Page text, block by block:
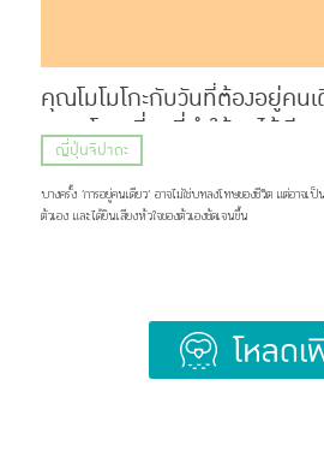
คุณโมโมโกะกับวันที่ต้องอยู่คนเ
ความโดดเดี่ยวที่ทำให้เราได้เรียน
อย่างแท้จริง
ญี่ปุ่นจิปาถะ
บางครั้ง ’การอยู่คนเดียว‘ อาจไม่ใช่บทลงโทษของชีวิต แต่อาจเป็
ตัวเอง และได้ยินเสียงหัวใจของตัวเองชัดเจนขึ้น